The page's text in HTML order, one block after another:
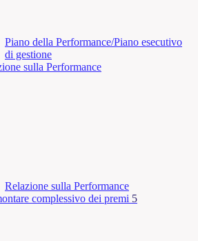
Piano della Performance/Piano esecutivo
di gestione
sulla Performance
Relazione sulla Performance
complessivo dei premi 5